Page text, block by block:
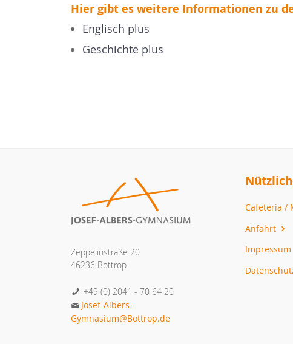
Hier gibt es weitere Informationen zu
Englisch plus
Geschichte plus
Zeppelinstraße 20
46236 Bottrop
+49 (0) 2041 - 70 64 20
Josef-Albers-
Gymnasium@Bottrop.de
Cafeteria /
Anfahrt
Impressum